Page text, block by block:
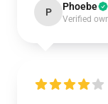
P Phoebe
Verified